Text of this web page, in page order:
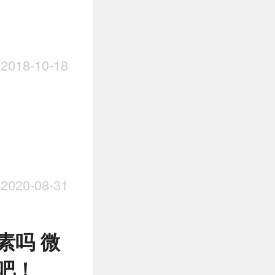
10-18
08-31
吗 微
！